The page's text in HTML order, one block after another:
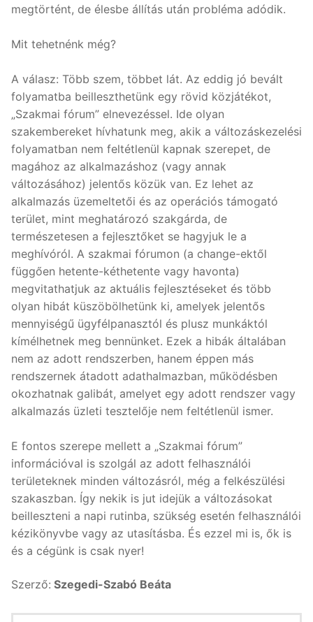
megtörtént, de élesbe állítás után probléma adódik.
Mit tehetnénk még?
A válasz: Több szem, többet lát. Az eddig jó bevált
folyamatba beilleszthetünk egy rövid közjátékot,
„Szakmai fórum” elnevezéssel. Ide olyan
szakembereket hívhatunk meg, akik a változáskezelési
folyamatban nem feltétlenül kapnak szerepet, de
magához az alkalmazáshoz (vagy annak
változásához) jelentős közük van. Ez lehet az
alkalmazás üzemeltetői és az operációs támogató
terület, mint meghatározó szakgárda, de
természetesen a fejlesztőket se hagyjuk le a
meghívóról. A szakmai fórumon (a change-ektől
függően hetente-kéthetente vagy havonta)
megvitathatjuk az aktuális fejlesztéseket és több
olyan hibát küszöbölhetünk ki, amelyek jelentős
mennyiségű ügyfélpanasztól és plusz munkáktól
kímélhetnek meg bennünket. Ezek a hibák általában
nem az adott rendszerben, hanem éppen más
rendszernek átadott adathalmazban, működésben
okozhatnak galibát, amelyet egy adott rendszer vagy
alkalmazás üzleti tesztelője nem feltétlenül ismer.
E fontos szerepe mellett a „Szakmai fórum”
információval is szolgál az adott felhasználói
területeknek minden változásról, még a felkészülési
szakaszban. Így nekik is jut idejük a változásokat
beilleszteni a napi rutinba, szükség esetén felhasználói
kézikönyvbe vagy az utasításba. És ezzel mi is, ők is
és a cégünk is csak nyer!
Szerző: Szegedi-Szabó Beáta